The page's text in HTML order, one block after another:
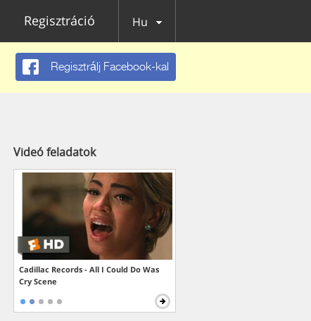
Regisztráció Hu
Regisztrálj Facebook-kal
Videó feladatok
Cadillac Records - All I Could Do Was
Cry Scene